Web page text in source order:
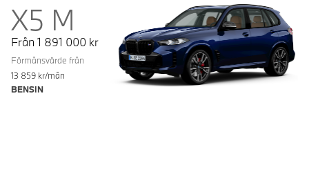
X5 M
Från 1 891 000 kr
Förmånsvärde från
13 859 kr/mån
BENSIN